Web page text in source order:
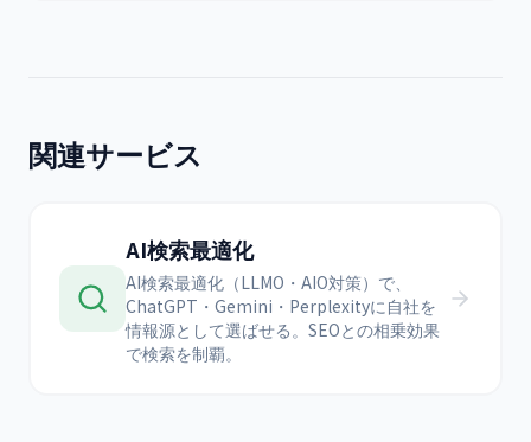
関連サービス
AI検索最適化
AI検索最適化（LLMO・AIO対策）で、
ChatGPT・Gemini・Perplexityに自社を
情報源として選ばせる。SEOとの相乗効果
で検索を制覇。